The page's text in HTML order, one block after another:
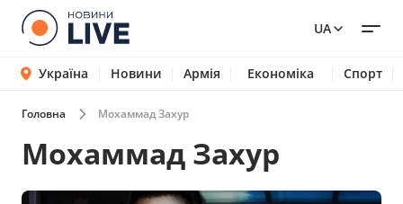
UA
Україна Новини Армія Економіка Спорт
Головна Мохаммад Захур
Мохаммад Захур